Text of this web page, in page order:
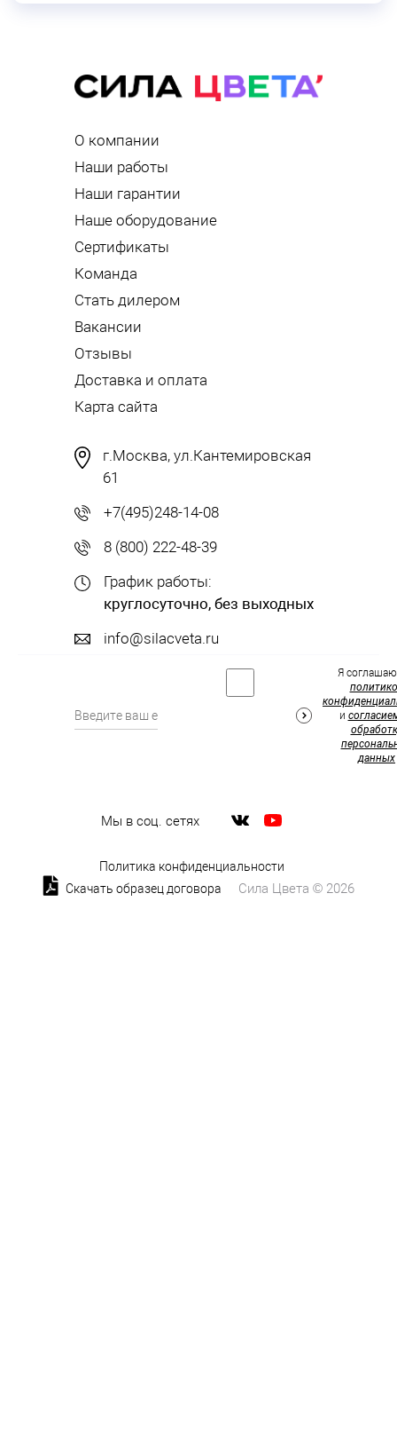
О компании
Наши работы
Наши гарантии
Наше оборудование
Сертификаты
Команда
Стать дилером
Вакансии
Отзывы
Доставка и оплата
Карта сайта
г.Москва, ул.Кантемировская
61
+7(495)248-14-08
8 (800) 222-48-39
График работы:
круглосуточно, без выходных
info@silacveta.ru
Мы в соц. сетях
Я
и
данных
Политика конфиденциальности
Скачать образец договора
Сила Цвета © 2026